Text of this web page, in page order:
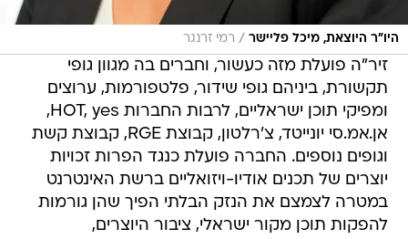
היו"ר היוצאת, מיכל פליישר / רמי זרנגר
זיר"ה פועלת מזה כעשור, וחברים בה מגוון גופי
תקשורת, ביניהם גופי שידור, פלטפורמות, ערוצים
ומפיקי תוכן ישראליים, לרבות החברות HOT, yes,
אן.אמ.סי יונייטד, צ'רלטון, קבוצת RGE, קבוצת קשת
וגופים נוספים. החברה פועלת כנגד הפרות זכויות
יוצרים של תכנים אודיו-ויזואליים ברשת האינטרנט
במטרה לצמצם את הנזק הבלתי הפיך שהן גורמות
להפקות תוכן מקור ישראלי, ציבור היוצרים,